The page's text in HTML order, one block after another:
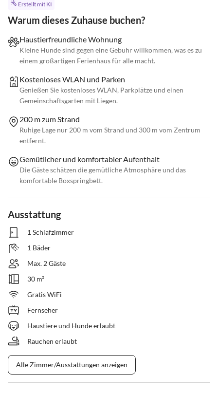
Erstellt mit KI
Warum dieses Zuhause buchen?
Haustierfreundliche Wohnung
Kleine Hunde sind gegen eine Gebühr willkommen, was es zu
einem großartigen Ferienhaus für alle macht.
Kostenloses WLAN und Parken
Genießen Sie kostenloses WLAN, Parkplätze und einen
Gemeinschaftsgarten mit Liegen.
200 m zum Strand
Ruhige Lage nur 200 m vom Strand und 300 m vom Zentrum
entfernt.
Gemütlicher und komfortabler Aufenthalt
Die Gäste schätzen die gemütliche Atmosphäre und das
komfortable Boxspringbett.
Ausstattung
1 Schlafzimmer
1 Bäder
Max. 2 Gäste
30 m²
Gratis WiFi
Fernseher
Haustiere und Hunde erlaubt
Rauchen erlaubt
Alle Zimmer/Ausstattungen anzeigen